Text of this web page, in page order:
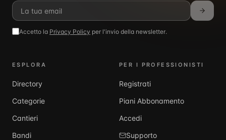
Accetto la Privacy Policy per l'invio della newsletter.
ESPLORA
Directory
Categorie
Cantieri
Bandi
PER I PROFESSIONISTI
Registrati
Piani Abbonamento
Accedi
Supporto